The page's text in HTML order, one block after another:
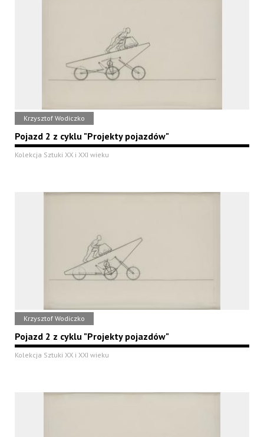
Krzysztof Wodiczko
Pojazd 2 z cyklu "Projekty pojazdów"
Kolekcja Sztuki XX i XXI wieku
Krzysztof Wodiczko
Pojazd 2 z cyklu "Projekty pojazdów"
Kolekcja Sztuki XX i XXI wieku